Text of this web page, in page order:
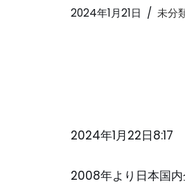
2024年1月21日 未分
2024年1月22日8:17
2008年より日本国